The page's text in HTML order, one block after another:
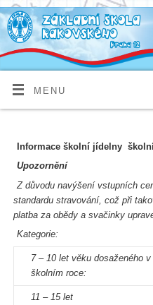
MENU
Informace školní jídelny
Upozornění
Z důvodu navýšení vstupních
standardu stravování, což při
platba za obědy a svačinky
Kategorie:
7 – 10 let věku dosaženého
školním roce:
11 – 15 let